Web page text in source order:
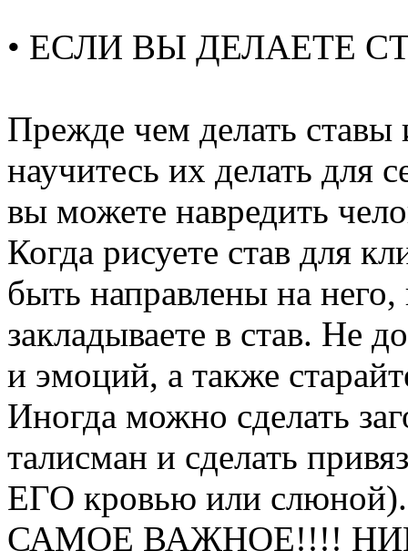
• ЕСЛИ ВЫ ДЕЛАЕТЕ
Прежде чем делать
научитесь их делать для
вы можете навредить
Когда рисуете став для
быть направлены на
закладываете в став. Не
и эмоций, а также
Иногда можно сделать
талисман и сделать
ЕГО кровью или слюной).
САМОЕ ВАЖНОЕ!!!!